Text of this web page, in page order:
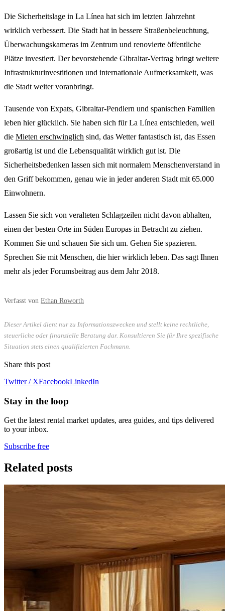
Die Sicherheitslage in La Línea hat sich im letzten Jahrzehnt
wirklich verbessert. Die Stadt hat in bessere Straßenbeleuchtung,
Überwachungskameras im Zentrum und renovierte öffentliche
Plätze investiert. Der bevorstehende Gibraltar-Vertrag bringt weitere
Infrastrukturinvestitionen und internationale Aufmerksamkeit, was
die Stadt weiter voranbringt.
Tausende von Expats, Gibraltar-Pendlern und spanischen Familien
leben hier glücklich. Sie haben sich für La Línea entschieden, weil
die Mieten erschwinglich sind, das Wetter fantastisch ist, das Essen
großartig ist und die Lebensqualität wirklich gut ist. Die
Sicherheitsbedenken lassen sich mit normalem Menschenverstand in
den Griff bekommen, genau wie in jeder anderen Stadt mit 65.000
Einwohnern.
Lassen Sie sich von veralteten Schlagzeilen nicht davon abhalten,
einen der besten Orte im Süden Europas in Betracht zu ziehen.
Kommen Sie und schauen Sie sich um. Gehen Sie spazieren.
Sprechen Sie mit Menschen, die hier wirklich leben. Das sagt Ihnen
mehr als jeder Forumsbeitrag aus dem Jahr 2018.
Verfasst von Ethan Roworth
Dieser Artikel dient nur zu Informationszwecken und stellt keine rechtliche,
steuerliche oder finanzielle Beratung dar. Konsultieren Sie für Ihre spezifische
Situation stets einen qualifizierten Fachmann.
Share this post
Twitter / XFacebookLinkedIn
Stay in the loop
Get the latest rental market updates, area guides, and tips delivered
to your inbox.
Subscribe free
Related posts